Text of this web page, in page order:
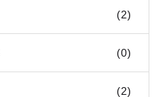
(2)
(0)
(2)